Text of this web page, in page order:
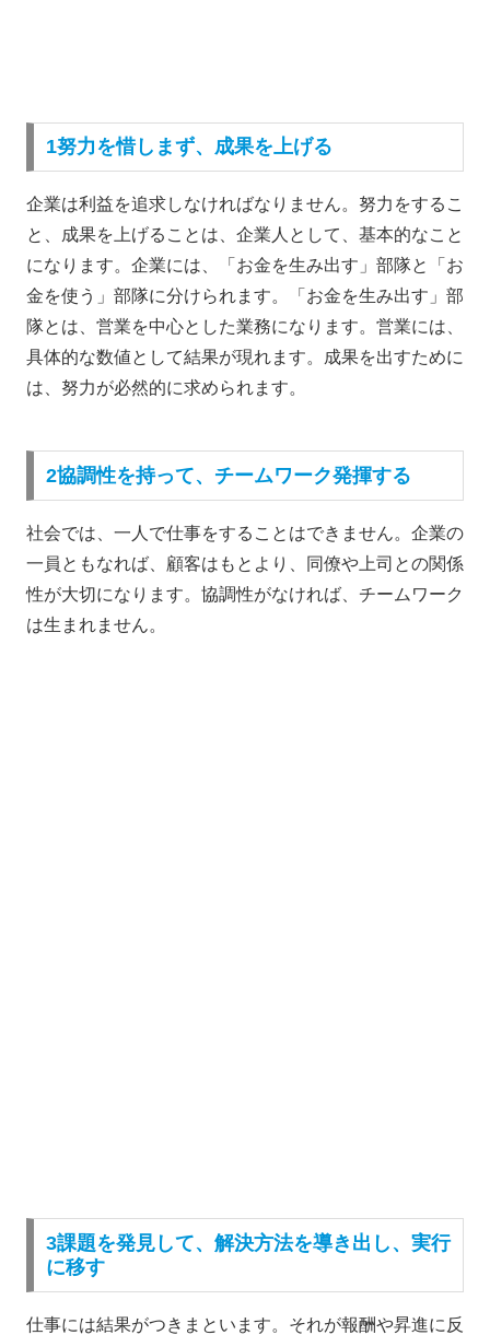
1努力を惜しまず、成果を上げる
企業は利益を追求しなければなりません。努力をするこ
と、成果を上げることは、企業人として、基本的なこと
になります。企業には、「お金を生み出す」部隊と「お
金を使う」部隊に分けられます。「お金を生み出す」部
隊とは、営業を中心とした業務になります。営業には、
具体的な数値として結果が現れます。成果を出すために
は、努力が必然的に求められます。
2協調性を持って、チームワーク発揮する
社会では、一人で仕事をすることはできません。企業の
一員ともなれば、顧客はもとより、同僚や上司との関係
性が大切になります。協調性がなければ、チームワーク
は生まれません。
3課題を発見して、解決方法を導き出し、実行
に移す
仕事には結果がつきまといます。それが報酬や昇進に反